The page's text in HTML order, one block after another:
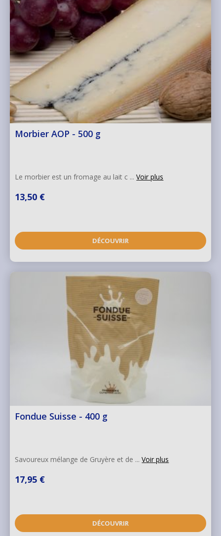
Morbier AOP - 500 g
Le morbier est un fromage au lait c ...Voir plus
13,50 €
DÉCOUVRIR
Fondue Suisse - 400 g
Savoureux mélange de Gruyère et de ...Voir plus
17,95 €
DÉCOUVRIR